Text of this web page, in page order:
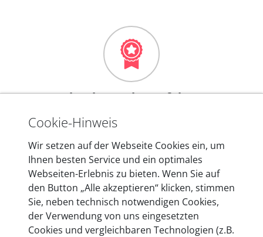
Mehr als 10 Jahre Erfahrung
In den Kfz-Diagnosegeräten von autoaid stecken
entwickeln wir unsere Produkte am Standort in
Berlin laufend weiter. Auf diese Qualität vertrauen
heute mehr als 60.000 Privatkunden und
Unternehmen.
Cookie-Hinweis
Wir setzen auf der Webseite Cookies ein, um
Ihnen besten Service und ein optimales
Webseiten-Erlebnis zu bieten. Wenn Sie auf
den Button „Alle akzeptieren“ klicken, stimmen
Sie, neben technisch notwendigen Cookies,
der Verwendung von uns eingesetzten
Cookies und vergleichbaren Technologien (z.B.